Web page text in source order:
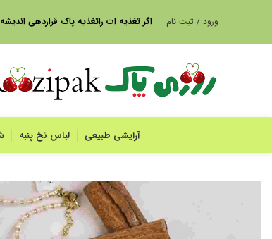
ورود / ثبت نام اگر تغذیه ات راتغذیه پاک قراردهی
آرایشی طبیعی لباس نخ پنبه